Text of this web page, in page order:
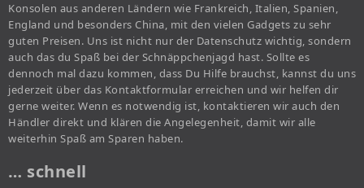
Konsolen aus anderen Ländern wie Frankreich, Italien, Spanien,
England und besonders China, mit den vielen Gadgets zu sehr
guten Preisen. Uns ist nicht nur der Datenschutz wichtig, sondern
auch das du Spaß bei der Schnäppchenjagd hast. Sollte es
dennoch mal dazu kommen, dass Du Hilfe brauchst, kannst du uns
jederzeit über das Kontaktformular erreichen und wir helfen dir
gerne weiter. Wenn es notwendig ist, kontaktieren wir auch den
Händler direkt und klären die Angelegenheit, damit wir alle
weiterhin Spaß am Sparen haben.
… schnell